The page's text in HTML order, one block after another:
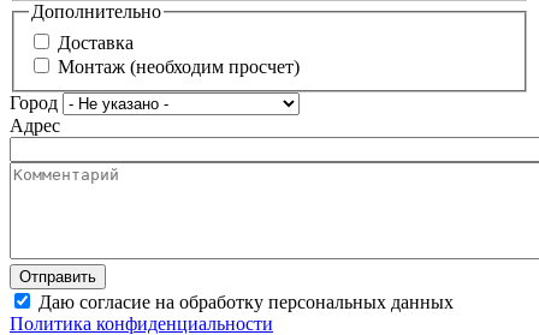
Дополнительно
Доставка
Монтаж (необходим просчет)
Город
Адрес
Даю согласие на обработку персональных данных
Политика конфиденциальности